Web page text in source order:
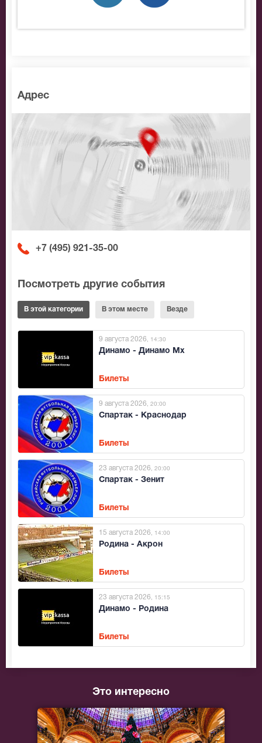
Адрес
+7 (495) 921-35-00
Посмотреть другие события
В этой категории В этом месте Везде
Динамо - Динамо Мх
9 августа 2026 , 14:30
Билеты
Спартак - Краснодар
9 августа 2026 , 20:00
Билеты
Спартак - Зенит
23 августа 2026 , 20:00
Билеты
Родина - Акрон
15 августа 2026 , 14:00
Билеты
Динамо - Родина
23 августа 2026 , 15:15
Билеты
Это интересно